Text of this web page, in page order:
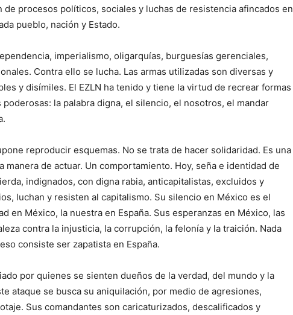
procesos políticos, sociales y luchas de resistencia afincados en
pueblo, nación y Estado.
imperialismo, oligarquías, burguesías gerenciales,
Contra ello se lucha. Las armas utilizadas son diversas y
y disímiles. El EZLN ha tenido y tiene la virtud de recrear formas
la palabra digna, el silencio, el nosotros, el mandar
reproducir esquemas. No se trata de hacer solidaridad. Es una
manera de actuar. Un comportamiento. Hoy, seña e identidad de
indignados, con digna rabia, anticapitalistas, excluidos y
luchan y resisten al capitalismo. Su silencio en México es el
en México, la nuestra en España. Sus esperanzas en México, las
contra la injusticia, la corrupción, la felonía y la traición. Nada
consiste ser zapatista en España.
por quienes se sienten dueños de la verdad, del mundo y la
ataque se busca su aniquilación, por medio de agresiones,
Sus comandantes son caricaturizados, descalificados y